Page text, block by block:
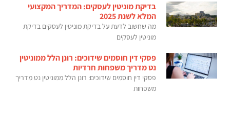
בדיקת מוניטין לעסקים: המדריך המקצועי
המלא לשנת 2025
מה שחשוב לדעת על בדיקת מוניטין לעסקים בדיקת
מוניטין לעסקים
פסקי דין חוסמים שידוכים: רונן הלל ממוניטין
נט מדריך משפחות חרדיות
פסקי דין חוסמים שידוכים: רונן הלל ממוניטין נט מדריך
משפחות